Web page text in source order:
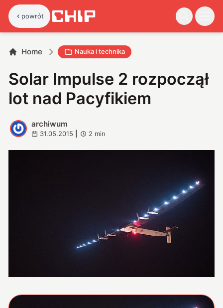
powrót
Home Nauka i technika
Solar Impulse 2 rozpoczął
lot nad Pacyfikiem
A
archiwum
31.05.2015 2 min